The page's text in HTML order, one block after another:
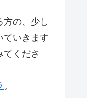
方の、少し
ていきます
くださ
。